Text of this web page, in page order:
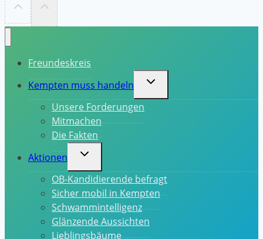
Freundeskreis
Kempten muss handeln
Untermenü
umschalten
Unsere Forderungen
Mitmachen
Die Fakten
Aktionen
Untermenü
umschalten
OB-Kandidierende befragt
Sicher mobil in Kempten
Schwammintelligenz
Glänzende Aussichten
Lieblingsbäume